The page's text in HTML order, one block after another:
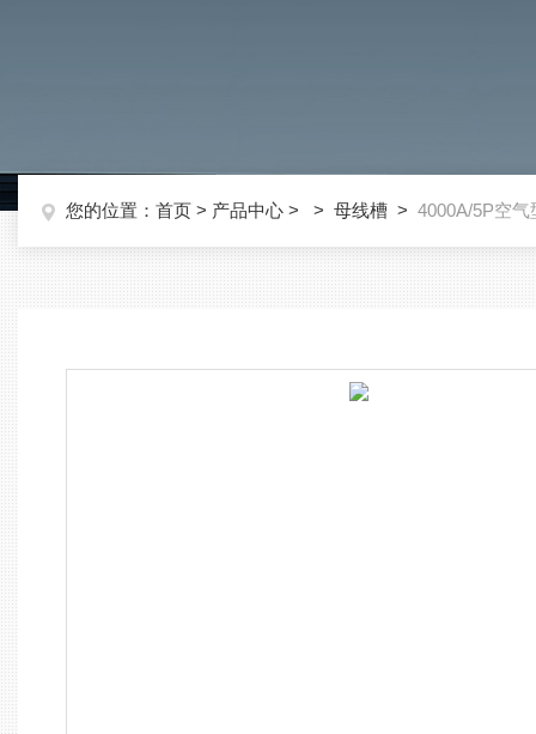
您的位置： 首页 > 产品中心 > > 母线槽 > 4000A/5P空气